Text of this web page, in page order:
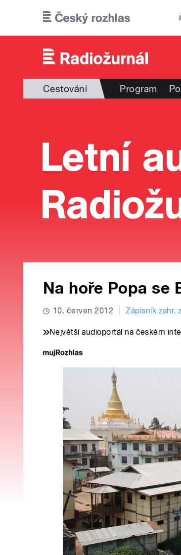
Cestování Program
Na hoře Popa se
10. červen 2012 Zápisník zahr.
Největší audioportál na českém